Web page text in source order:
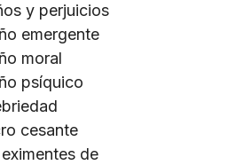
y perjuicios
emergente
moral
psíquico
cesante
de